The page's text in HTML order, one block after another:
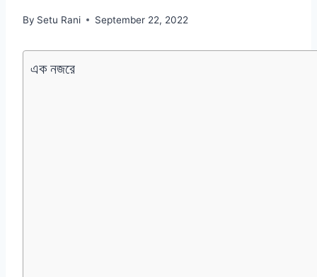
By Setu Rani September 22, 2022
এক নজরে